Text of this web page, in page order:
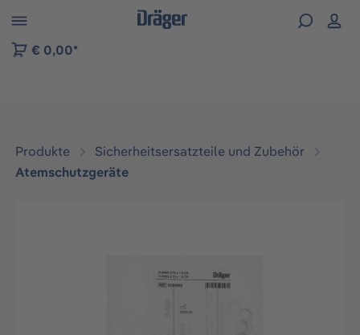
der B2B-Plattform springen
€ 0,00*
Produkte
Sicherheitsersatzteile und Zubehör
Atemschutzgeräte